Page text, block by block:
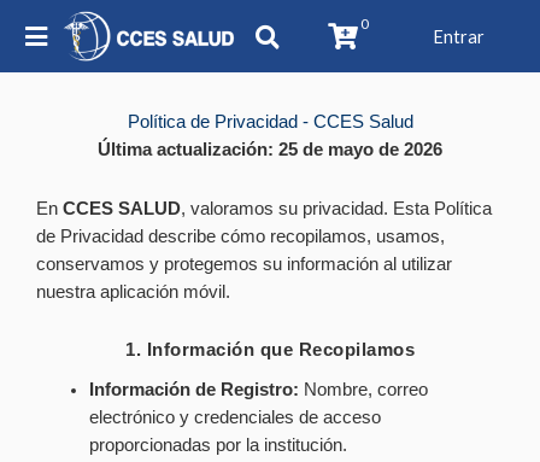
0
Entrar
Política de Privacidad - CCES Salud
Última actualización: 25 de mayo de 2026
En CCES SALUD, valoramos su privacidad. Esta Política
de Privacidad describe cómo recopilamos, usamos,
conservamos y protegemos su información al utilizar
nuestra aplicación móvil.
1. Información que Recopilamos
Información de Registro: Nombre, correo
electrónico y credenciales de acceso
proporcionadas por la institución.